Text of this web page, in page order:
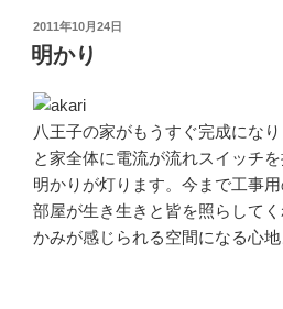
投
稿
日:
2011年10月24日
明かり
八王子の家がもうすぐ完成にな
と家全体に電流が流れスイッチ
明かりが灯ります。今まで工事
部屋が生き生きと皆を照らして
かみが感じられる空間になる心地